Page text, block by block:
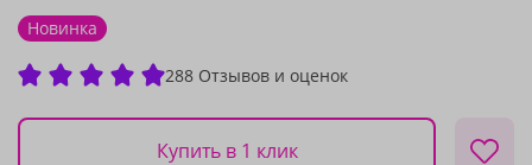
Новинка
288 Отзывов и оценок
Купить в 1 клик